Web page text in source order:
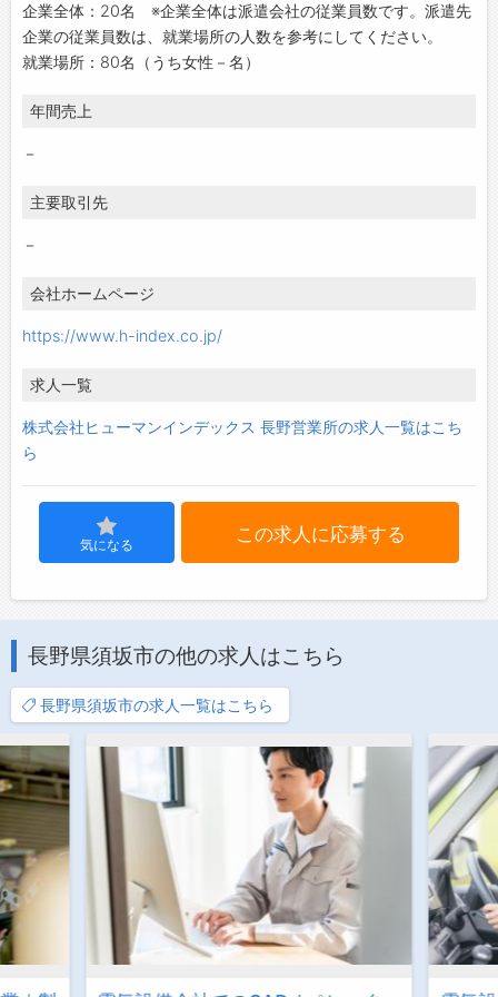
企業全体：20名 ※企業全体は派遣会社の従業員数です。派遣先
企業の従業員数は、就業場所の人数を参考にしてください。
就業場所：80名（うち女性－名）
年間売上
－
主要取引先
－
会社ホームページ
https://www.h-index.co.jp/
求人一覧
株式会社ヒューマンインデックス 長野営業所の求人一覧はこち
ら
気になる この求人に応募する
長野県須坂市の他の求人はこちら
長野県須坂市の求人一覧はこちら